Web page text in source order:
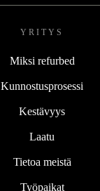
YRITYS
Miksi refurbed
Kunnostusprosessi
Kestävyys
Laatu
Tietoa meistä
Työpaikat